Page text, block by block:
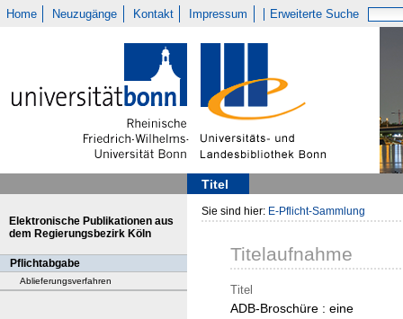
Home Neuzugänge Kontakt Impressum Erweiterte Suche
Titel
Elektronische Publikationen aus
dem Regierungsbezirk Köln
Pflichtabgabe
Ablieferungsverfahren
Sie sind hier: E-Pflicht-Sammlung
Titelaufnahme
Titel
ADB-Broschüre : eine